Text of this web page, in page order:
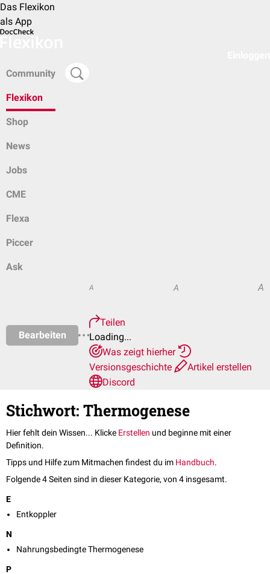
Das Flexikon
als App
Community
Flexikon
Shop
News
Jobs
CME
Flexa
Piccer
Ask
Bearbeiten
A A A
Teilen
Loading...
Was zeigt hierher
Versionsgeschichte
Artikel erstellen
Discord
Stichwort: Thermogenese
Hier fehlt dein Wissen... Klicke Erstellen und beginne mit einer
Definition.
Tipps und Hilfe zum Mitmachen findest du im Handbuch.
Folgende 4 Seiten sind in dieser Kategorie, von 4 insgesamt.
E
Entkoppler
N
Nahrungsbedingte Thermogenese
P